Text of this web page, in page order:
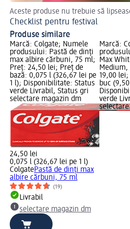
Aceste produse nu trebuie să
Checklist pentru festival
Produse similare
Marcă: Colgate; Numele
produsului: Pastă de dinți
max albire cărbuni, 75 ml;
Preț: 24,50 lei; Preț de
bază: 0,075 l (326,67 lei pe
1 l); Disponibilitate: Status
verde Livrabil, Status gri
selectare magazin dm
24,50 lei
0,075 l (326,67 lei pe 1 l)
ColgatePastă de dinți max
albire cărbuni, 75 ml
(19)
Livrabil
selectare magazin dm
Marcă:
Max
Medium,
19,00
buc
verde